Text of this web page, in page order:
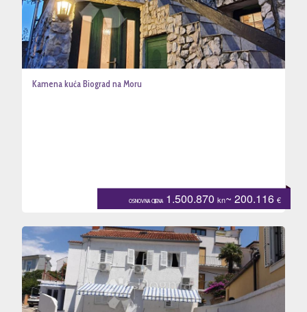
Kamena kuća Biograd na Moru
OSNOVNA CIJENA 1.500.870 kn~ 200.116 €